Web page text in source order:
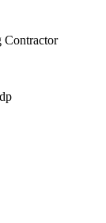
Contractor